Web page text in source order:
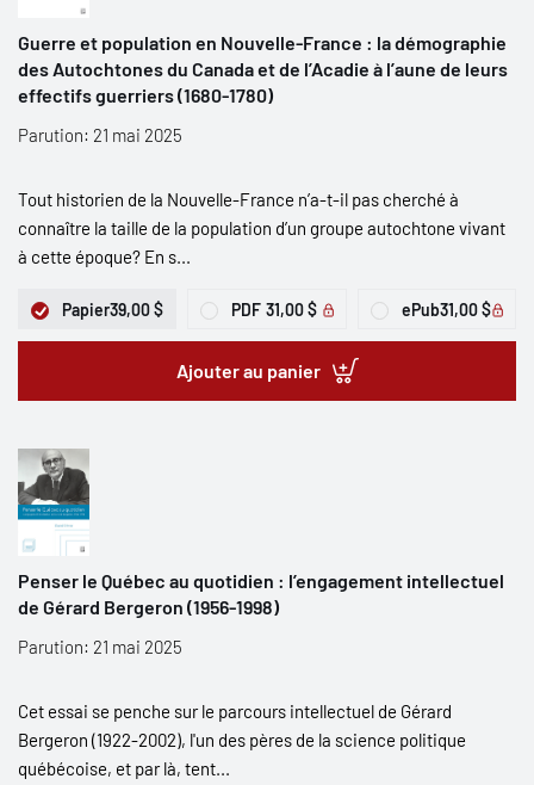
Guerre et population en Nouvelle-France : la démographie
des Autochtones du Canada et de l’Acadie à l’aune de leurs
effectifs guerriers (1680-1780)
Parution: 21 mai 2025
Tout historien de la Nouvelle-France n’a-t-il pas cherché à
connaître la taille de la population d’un groupe autochtone vivant
à cette époque? En s...
Papier39,00 $ PDF 31,00 $ ePub31,00 $
Ajouter au panier
Penser le Québec au quotidien : l’engagement intellectuel
de Gérard Bergeron (1956-1998)
Parution: 21 mai 2025
Cet essai se penche sur le parcours intellectuel de Gérard
Bergeron (1922-2002), l'un des pères de la science politique
québécoise, et par là, tent...